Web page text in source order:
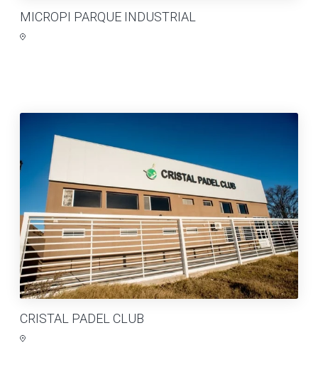
MICROPI PARQUE INDUSTRIAL
CRISTAL PADEL CLUB